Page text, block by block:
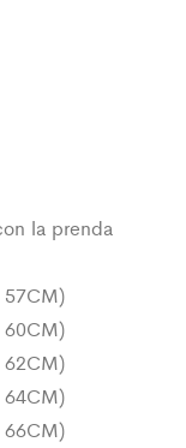
la prenda
57CM)
60CM)
62CM)
64CM)
66CM)